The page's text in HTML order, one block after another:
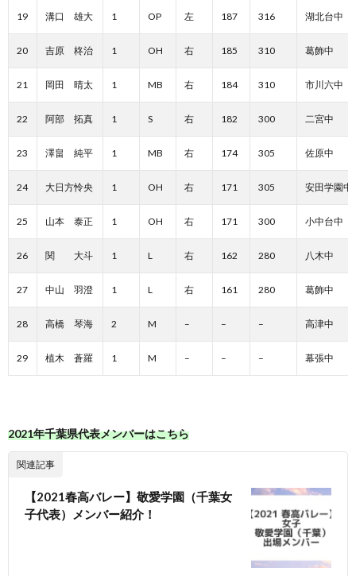
19 溝口 雄大 1 OP 左 187 316 湖北台中
20 吉原 柊治 1 OH 右 185 310 葛飾中
21 岡田 晴太 1 MB 右 184 310 市川六中
22 阿部 拓真 1 S 右 182 300 二宮中
23 澤畠 純平 1 MB 右 174 305 佐原中
24 大日方怜央 1 OH 右 171 305 安田学園中
25 山本 泰正 1 OH 右 171 300 小中台中
26 関 大斗 1 L 右 162 280 八木中
27 中山 羽澄 1 L 右 161 280 葛飾中
28 高橋 琴海 2 M – – – 高津中
29 植木 蒼羅 1 M – – – 幕張中
2021年千葉県代表メンバーはこちら
関連記事
【2021春高バレー】敬愛学園（千葉女
子代表）メンバー紹介！